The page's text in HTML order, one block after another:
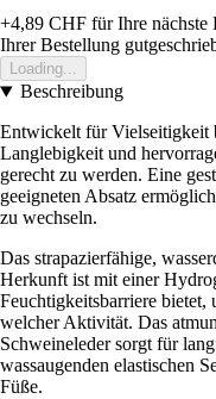
+4,89 CHF für Ihre nächste
Ihrer Bestellung
Loading...
Beschreibung
Entwickelt für Vielseitigkeit
Langlebigkeit und
gerecht zu werden. Eine
geeigneten Absatz
zu wechseln.
Das strapazierfähige,
Herkunft ist mit einer
Feuchtigkeitsbarriere bietet,
welcher Aktivität. Das
Schweineleder sorgt für
wassaugenden elastischen
Füße.